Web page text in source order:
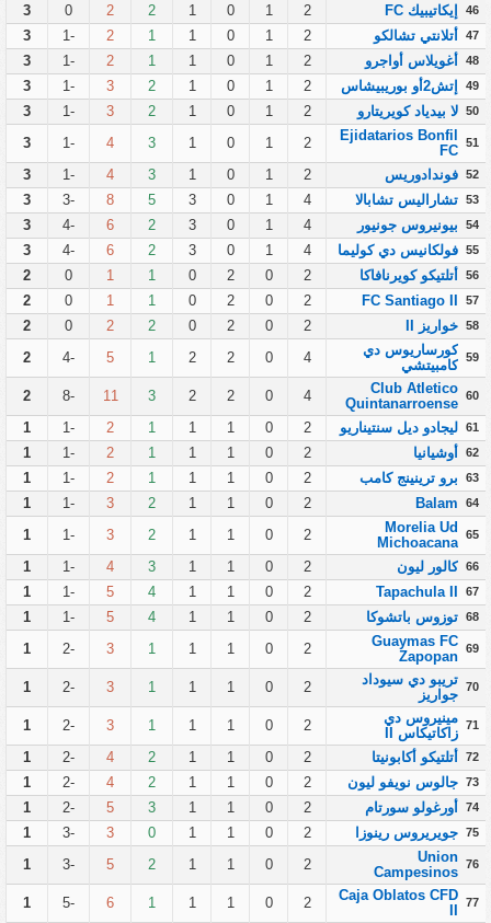
46 إيكاتيبيك FC 2
1
0
1
2
2
0
3
47 أتلانتي تشالكو 2
1
0
1
1
2
-1
3
48 أغويلاس أواجرو 2
1
0
1
1
2
-1
3
49 إتش2أو بوريبيشاس 2
1
0
1
2
3
-1
3
50 لا بيدياد كويريتارو 2
1
0
1
2
3
-1
3
51
Ejidatarios Bonfil
FC
2
1
0
1
3
4
-1
3
52 فوندادوريس 2
1
0
1
3
4
-1
3
53 تشاراليس تشابالا 4
1
0
3
5
8
-3
3
54 بيونيروس جونيور 4
1
0
3
2
6
-4
3
55 فولكانيس دي كوليما 4
1
0
3
2
6
-4
3
56 أتلتيكو كويرنافاكا 2
0
2
0
1
1
0
2
57
FC Santiago II
2
0
2
0
1
1
0
2
58 خواريز II 2
0
2
0
2
2
0
2
59 كورساريوس دي
كامبيتشي
4
0
2
2
1
5
-4
2
60
Club Atletico
Quintanarroense
4
0
2
2
3
11
-8
2
61 ليجادو ديل سنتيناريو 2
0
1
1
1
2
-1
1
62 أوشيانيا 2
0
1
1
1
2
-1
1
63 برو ترينينج كامب 2
0
1
1
1
2
-1
1
64
Balam
2
0
1
1
2
3
-1
1
65
Morelia Ud
Michoacana
2
0
1
1
2
3
-1
1
66 كالور ليون 2
0
1
1
3
4
-1
1
67
Tapachula II
2
0
1
1
4
5
-1
1
68 توزوس باتشوكا 2
0
1
1
4
5
-1
1
69
Guaymas FC
Zapopan
2
0
1
1
1
3
-2
1
70 تريبو دي سيوداد
جواريز
2
0
1
1
1
3
-2
1
71 مينيروس دي
زاكاتيكاس II
2
0
1
1
1
3
-2
1
72 أتلتيكو أكابونيتا 2
0
1
1
2
4
-2
1
73 جالوس نويفو ليون 2
0
1
1
2
4
-2
1
74 أورغولو سورتام 2
0
1
1
3
5
-2
1
75 جويريروس رينوزا 2
0
1
1
0
3
-3
1
76
Union
Campesinos
2
0
1
1
2
5
-3
1
77
Caja Oblatos CFD
2
0
1
1
1
6
-5
1